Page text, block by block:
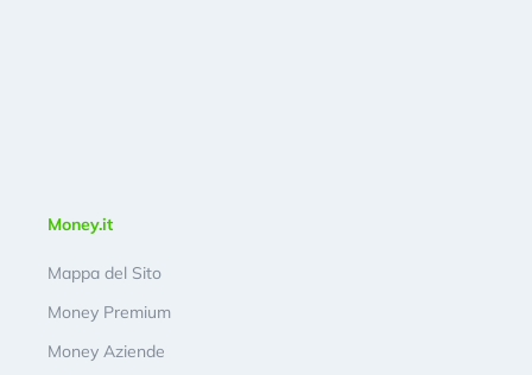
Money.it
Mappa del Sito
Money Premium
Money Aziende